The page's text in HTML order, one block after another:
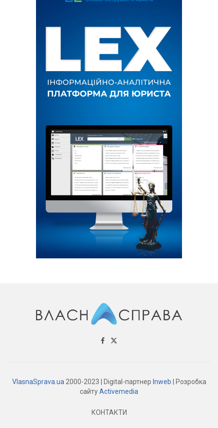
VlasnaSprava.ua2000-2023 | Digital-партнер Inweb | Розробка
сайтуActivemedia
КОНТАКТИ